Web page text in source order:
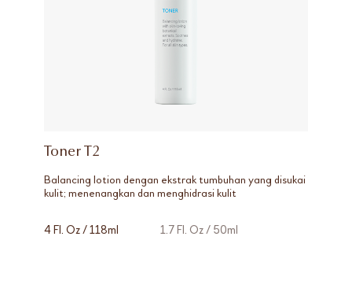
Toner T2
Balancing lotion dengan ekstrak tumbuhan yang disukai
kulit; menenangkan dan menghidrasi kulit
4 Fl. Oz / 118ml 1.7 Fl. Oz / 50ml